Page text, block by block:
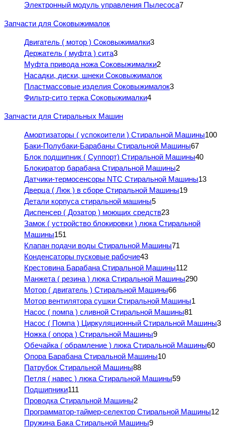
Электронный модуль управления Пылесоса7
Запчасти для Соковыжималок
Двигатель ( мотор ) Соковыжималки3
Держатель ( муфта ) сита3
Муфта привода ножа Соковыжималки2
Насадки, диски, шнеки Соковыжималок
Пластмассовые изделия Соковыжималок3
Фильтр-сито терка Соковыжималки4
Запчасти для Стиральных Машин
Амортизаторы ( успокоители ) Стиральной Машины100
Баки-Полубаки-Барабаны Стиральной Машины67
Блок подшипник ( Суппорт) Стиральной Машины40
Блокиратор барабана Стиральной Машины2
Датчики-термосенсоры NTC Стиральной Машины13
Дверца ( Люк ) в сборе Стиральной Машины19
Детали корпуса стиральной машины5
Диспенсер ( Дозатор ) моющих средств23
Замок ( устройство блокировки ) люка Стиральной
Машины151
Клапан подачи воды Стиральной Машины71
Конденсаторы пусковые рабочие43
Крестовина Барабана Стиральной Машины112
Манжета ( резина ) люка Стиральной Машины290
Мотор ( двигатель ) Стиральной Машины66
Мотор вентилятора сушки Стиральной Машины1
Насос ( помпа ) сливной Стиральной Машины81
Насос ( Помпа ) Циркуляционный Стиральной Машины3
Ножка ( опора ) Стиральной Машины9
Обечайка ( обрамление ) люка Стиральной Машины60
Опора Барабана Стиральной Машины10
Патрубок Стиральной Машины88
Петля ( навес ) люка Стиральной Машины59
Подшипники111
Проводка Стиральной Машины2
Программатор-таймер-селектор Стиральной Машины12
Пружина Бака Стиральной Машины9